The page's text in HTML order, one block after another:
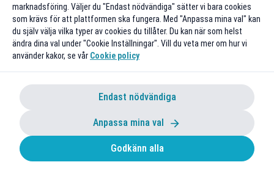
marknadsföring. Väljer du "Endast nödvändiga" sätter vi bara cookies
som krävs för att plattformen ska fungera. Med "Anpassa mina val" kan
du själv välja vilka typer av cookies du tillåter. Du kan när som helst
ändra dina val under "Cookie Inställningar". Vill du veta mer om hur vi
använder kakor, se vår Cookie policy
Endast nödvändiga
Anpassa mina val
Godkänn alla